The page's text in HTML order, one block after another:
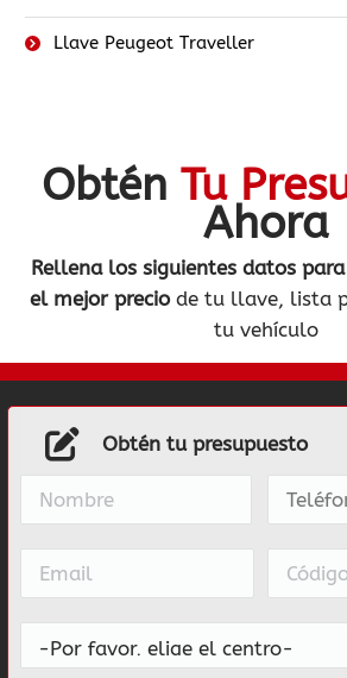
Llave Peugeot Traveller
Obtén Tu
Ahora
Rellena los siguientes datos
el mejor preciode tu llave, lista
tu vehículo
Obtén tu presupuesto